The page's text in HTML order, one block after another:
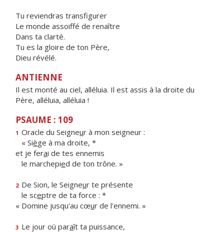
Tu reviendras transfigurer
Le monde assoiffé de renaître
Dans ta clarté.
Tu es la gloire de ton Père,
Dieu révélé.
ANTIENNE
Il est monté au ciel, alléluia. Il est assis à la droite du
Père, alléluia, alléluia !
PSAUME : 109
1 Oracle du Seigneur à mon seigneur :
« Siège à ma droite, *
et je ferai de tes ennemis
le marchepied de ton trône. »
2 De Sion, le Seigneur te présente
le sceptre de ta force : *
« Domine jusqu'au cœur de l'ennemi. »
3 Le jour où paraît ta puissance,